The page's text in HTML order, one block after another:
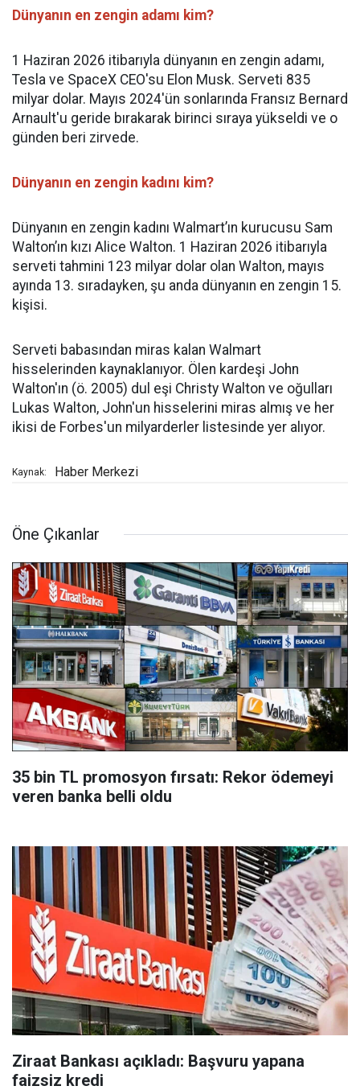
Dünyanın en zengin adamı kim?
1 Haziran 2026 itibarıyla dünyanın en zengin adamı,
Tesla ve SpaceX CEO'su Elon Musk. Serveti 835
milyar dolar. Mayıs 2024'ün sonlarında Fransız Bernard
Arnault'u geride bırakarak birinci sıraya yükseldi ve o
günden beri zirvede.
Dünyanın en zengin kadını kim?
Dünyanın en zengin kadını Walmart’ın kurucusu Sam
Walton’ın kızı Alice Walton. 1 Haziran 2026 itibarıyla
serveti tahmini 123 milyar dolar olan Walton, mayıs
ayında 13. sıradayken, şu anda dünyanın en zengin 15.
kişisi.
Serveti babasından miras kalan Walmart
hisselerinden kaynaklanıyor. Ölen kardeşi John
Walton'ın (ö. 2005) dul eşi Christy Walton ve oğulları
Lukas Walton, John'un hisselerini miras almış ve her
ikisi de Forbes'un milyarderler listesinde yer alıyor.
Kaynak: Haber Merkezi
Öne Çıkanlar
35 bin TL promosyon fırsatı: Rekor ödemeyi
veren banka belli oldu
Ziraat Bankası açıkladı: Başvuru yapana
faizsiz kredi